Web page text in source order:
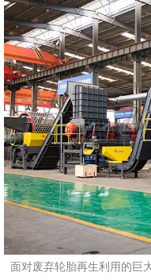
面对废弃轮胎再生利用的巨